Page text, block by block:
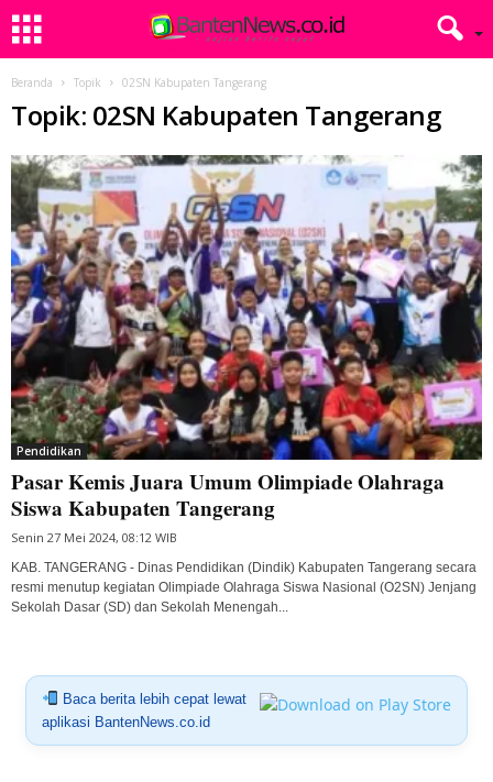
Beranda Topik 02SN Kabupaten Tangerang
Topik: 02SN Kabupaten Tangerang
Pendidikan
Pasar Kemis Juara Umum Olimpiade Olahraga
Siswa Kabupaten Tangerang
Senin 27 Mei 2024, 08:12 WIB
KAB. TANGERANG - Dinas Pendidikan (Dindik) Kabupaten Tangerang secara
resmi menutup kegiatan Olimpiade Olahraga Siswa Nasional (O2SN) Jenjang
Sekolah Dasar (SD) dan Sekolah Menengah...
Baca berita lebih cepat lewat
aplikasi BantenNews.co.id